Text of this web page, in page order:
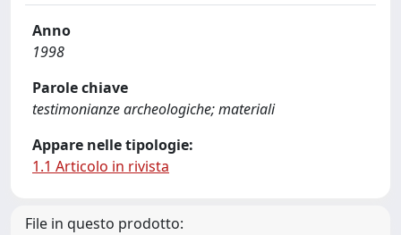
Anno
1998
Parole chiave
testimonianze archeologiche; materiali
Appare nelle tipologie:
1.1 Articolo in rivista
File in questo prodotto: